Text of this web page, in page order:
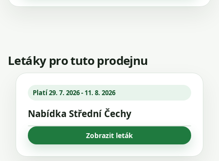
Letáky pro tuto prodejnu
Platí 29. 7. 2026 - 11. 8. 2026
Nabídka Střední Čechy
Zobrazit leták